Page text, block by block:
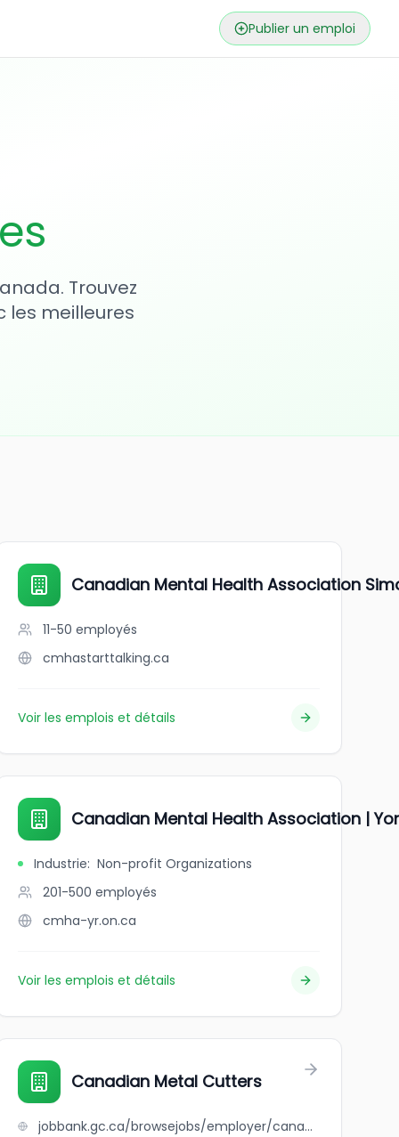
Publier un emploi
Trouvez
les meilleures
DufferinCanadian Mental Health Association
11-50 employés
cmhastarttalking.ca
Voir les emplois et détails
Essex County
Canadian Mental Health Association |
Industrie: Non-profit Organizations
201-500 employés
cmha-yr.on.ca
Voir les emplois et détails
Canadian Metal Cutters
jobbank.gc.ca/browsejobs/employer/canadian+metal+cutters/ca